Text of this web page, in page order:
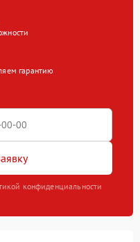
гарантию
конфиденциальности